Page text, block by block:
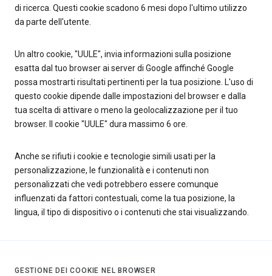
di ricerca. Questi cookie scadono 6 mesi dopo l'ultimo utilizzo
da parte dell'utente.
Un altro cookie, "UULE", invia informazioni sulla posizione
esatta dal tuo browser ai server di Google affinché Google
possa mostrarti risultati pertinenti per la tua posizione. L'uso di
questo cookie dipende dalle impostazioni del browser e dalla
tua scelta di attivare o meno la geolocalizzazione per il tuo
browser. Il cookie "UULE" dura massimo 6 ore.
Anche se rifiuti i cookie e tecnologie simili usati per la
personalizzazione, le funzionalità e i contenuti non
personalizzati che vedi potrebbero essere comunque
influenzati da fattori contestuali, come la tua posizione, la
lingua, il tipo di dispositivo o i contenuti che stai visualizzando.
GESTIONE DEI COOKIE NEL BROWSER